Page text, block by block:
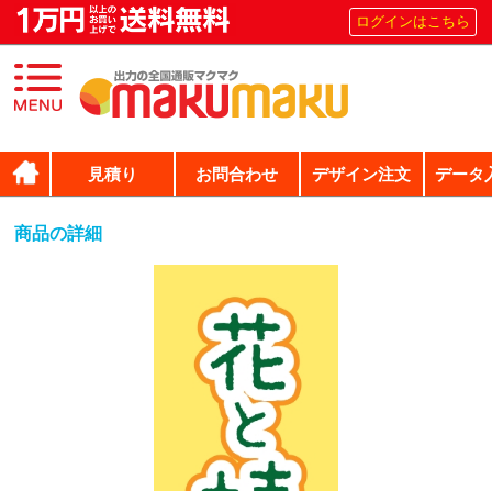
ログインはこちら
見積り お問合わせ デザイン注文 データ
商品の詳細